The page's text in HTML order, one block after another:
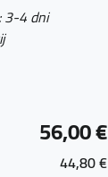
3-4 dni
56,00 €
44,80 €